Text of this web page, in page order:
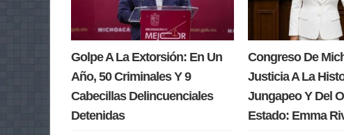
Golpe A La Extorsión: En Un
Año, 50 Criminales Y 9
Cabecillas Delincuenciales
Detenidas
Congreso De
Justicia A La
Jungapeo Y Del
Estado: Emma